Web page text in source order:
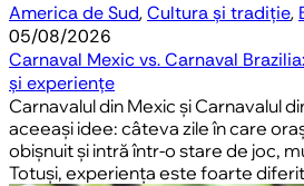
America de Sud,Cultura și tradiție,
05/08/2026
Carnaval Mexic vs. Carnaval
și experiențe
Carnavalul din Mexic și Carnavalul
aceeași idee: câteva zile în care
obișnuit și intră într-o stare de joc,
Totuși, experiența este foarte